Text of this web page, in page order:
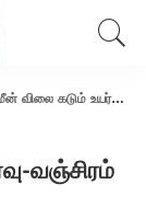
வஞ்சிரம் கிலோ ரூ.900 க்கு விற்பனை..!!
வஞ்சிரம்